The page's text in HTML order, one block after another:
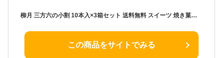
柳月 三方六の小割 10本入×3箱セット 送料無料 スイーツ 焼き菓子 焼菓子 バウムクーヘン バームクーヘン お土産 熨斗 りゅうげつ プチ ギフト 内祝い 結婚 ケーキ 帯広 小割り お返し 北海道 お菓子 チョコ以外 ばらまき 個包装 【冷】 お中元 御中元 お歳暮 御歳暮
この商品をサイトでみる